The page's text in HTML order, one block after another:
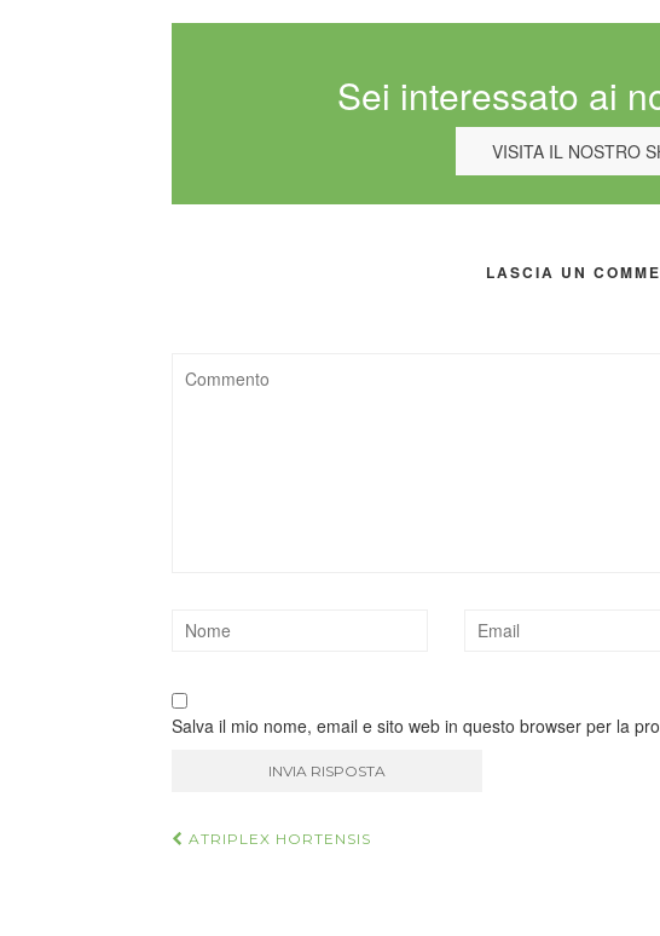
Sei interessato ai
VISITA IL NOSTRO
LASCIA UN
Salva il mio nome, email e sito web in questo browser per la
Navigazione
ATRIPLEX HORTENSIS